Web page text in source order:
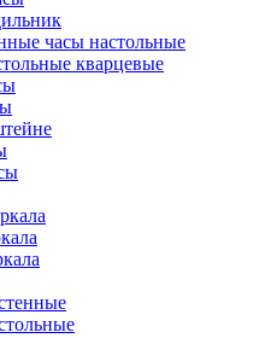
часы настольные
кварцевые